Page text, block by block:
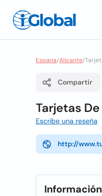
Espana/Alicante/
Compartir
Tarjetas
Escribe una reseña
http://
Información